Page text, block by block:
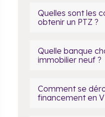
Quelles sont les
obtenir un PTZ ?
Quelle banque
immobilier neuf ?
Comment se
financement en